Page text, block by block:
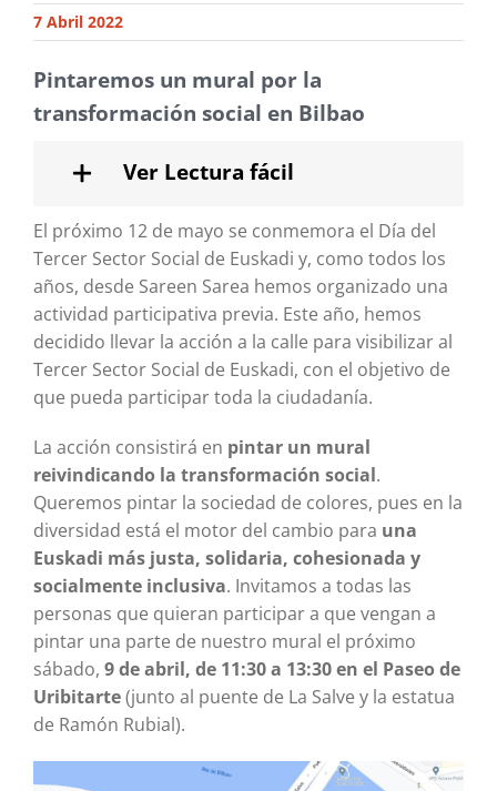
7 Abril 2022
Pintaremos un mural por la
transformación social en Bilbao
Ver Lectura fácil
El próximo 12 de mayo se conmemora el Día del
Tercer Sector Social de Euskadi y, como todos los
años, desde Sareen Sarea hemos organizado una
actividad participativa previa. Este año, hemos
decidido llevar la acción a la calle para visibilizar al
Tercer Sector Social de Euskadi, con el objetivo de
que pueda participar toda la ciudadanía.
La acción consistirá en pintar un mural
reivindicando la transformación social.
Queremos pintar la sociedad de colores, pues en la
diversidad está el motor del cambio para una
Euskadi más justa, solidaria, cohesionada y
socialmente inclusiva. Invitamos a todas las
personas que quieran participar a que vengan a
pintar una parte de nuestro mural el próximo
sábado, 9 de abril, de 11:30 a 13:30 en el Paseo de
Uribitarte(junto al puente de La Salve y la estatua
de Ramón Rubial).